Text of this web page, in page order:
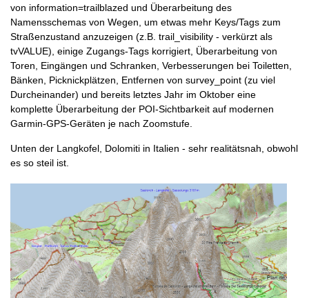
von information=trailblazed und Überarbeitung des
Namensschemas von Wegen, um etwas mehr Keys/Tags zum
Straßenzustand anzuzeigen (z.B. trail_visibility - verkürzt als
tvVALUE), einige Zugangs-Tags korrigiert, Überarbeitung von
Toren, Eingängen und Schranken, Verbesserungen bei Toiletten,
Bänken, Picknickplätzen, Entfernen von survey_point (zu viel
Durcheinander) und bereits letztes Jahr im Oktober eine
komplette Überarbeitung der POI-Sichtbarkeit auf modernen
Garmin-GPS-Geräten je nach Zoomstufe.
Unten der Langkofel, Dolomiti in Italien - sehr realitätsnah, obwohl
es so steil ist.